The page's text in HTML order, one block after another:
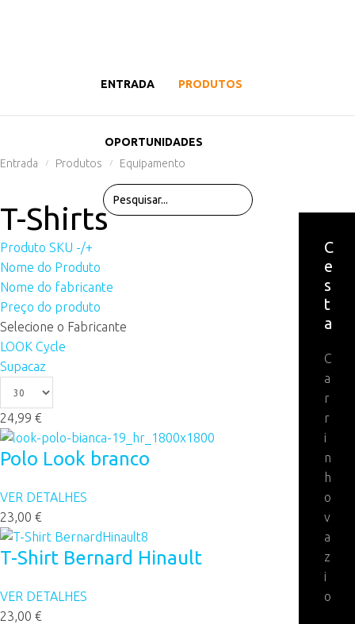
ENTRADA PRODUTOS
OPORTUNIDADES
Entrada
/ Produtos / Equipamento
T-Shirts
Produto SKU -/+
Nome do Produto
Nome do fabricante
Preço do produto
Selecione o Fabricante
LOOK Cycle
Supacaz
24,99 €
Polo Look branco
VER DETALHES
23,00 €
T-Shirt Bernard Hinault
VER DETALHES
23,00 €
C
e
s
t
a
C
a
r
r
i
n
h
o
v
a
z
i
o